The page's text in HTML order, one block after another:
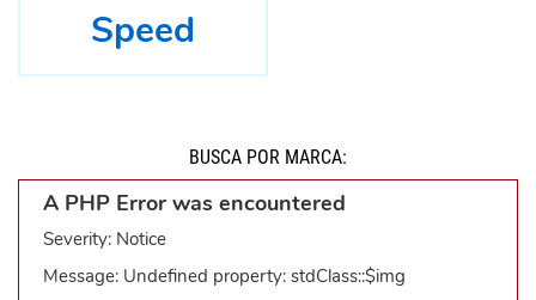
Speed
BUSCÁ POR MARCA:
A PHP Error was encountered
Severity: Notice
Message: Undefined property: stdClass::$img